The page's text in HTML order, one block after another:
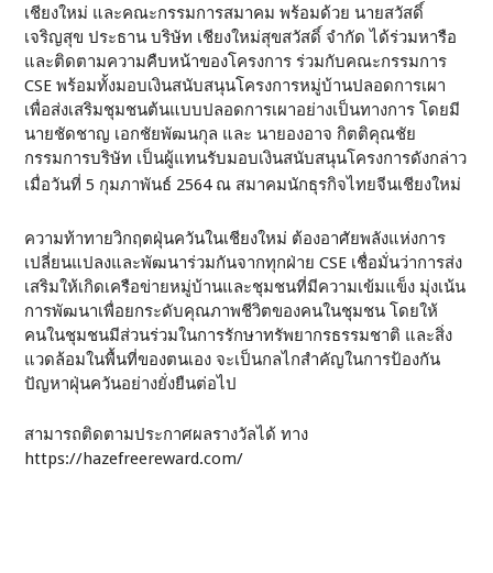
เชียงใหม่ และคณะกรรมการสมาคม พร้อมด้วย นายสวัสดิ์
เจริญสุข ประธาน บริษัท เชียงใหม่สุขสวัสดิ์ จำกัด ได้ร่วมหารือ
และติดตามความคืบหน้าของโครงการ ร่วมกับคณะกรรมการ
CSE พร้อมทั้งมอบเงินสนับสนุนโครงการหมู่บ้านปลอดการเผา
เพื่อส่งเสริมชุมชนต้นแบบปลอดการเผาอย่างเป็นทางการ โดยมี
นายชัดชาญ เอกชัยพัฒนกุล และ นายองอาจ กิตติคุณชัย
กรรมการบริษัท เป็นผู้แทนรับมอบเงินสนับสนุนโครงการดังกล่าว
เมื่อวันที่ 5 กุมภาพันธ์ 2564 ณ สมาคมนักธุรกิจไทยจีนเชียงใหม่
ความท้าทายวิกฤตฝุ่นควันในเชียงใหม่ ต้องอาศัยพลังแห่งการ
เปลี่ยนแปลงและพัฒนาร่วมกันจากทุกฝ่าย CSE เชื่อมั่นว่าการส่ง
เสริมให้เกิดเครือข่ายหมู่บ้านและชุมชนที่มีความเข้มแข็ง มุ่งเน้น
การพัฒนาเพื่อยกระดับคุณภาพชีวิตของคนในชุมชน โดยให้
คนในชุมชนมีส่วนร่วมในการรักษาทรัพยากรธรรมชาติ และสิ่ง
แวดล้อมในพื้นที่ของตนเอง จะเป็นกลไกสำคัญในการป้องกัน
ปัญหาฝุ่นควันอย่างยั่งยืนต่อไป
สามารถติดตามประกาศผลรางวัลได้ ทาง
https://hazefreereward.com/